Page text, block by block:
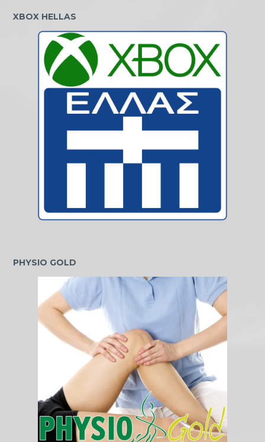
XBOX HELLAS
PHYSIO GOLD